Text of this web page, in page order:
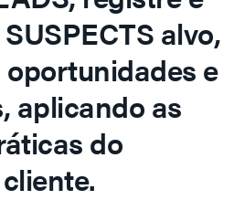
alvo,
e
aplicando as
do